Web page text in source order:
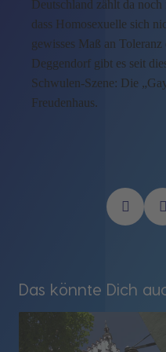
Deutschland zählt da
dass Homosexuelle sich
gewisses Maß an
Deggendorf gibt es seit
Schwulen-Szene: Die
Freudenhaus.
Das könnte Dich